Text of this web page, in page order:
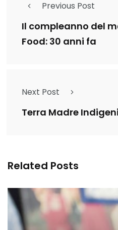
Previous Post
Il compleanno del
Food: 30 anni fa
Next Post
Terra Madre
Related Posts